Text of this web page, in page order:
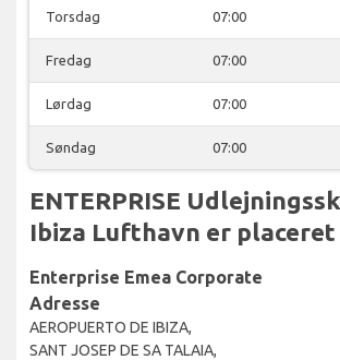
Torsdag 07:00
Fredag 07:00
Lørdag 07:00
Søndag 07:00
ENTERPRISE
Ibiza Lufthavn er placeret
Enterprise Emea Corporate
Adresse
AEROPUERTO DE IBIZA,
SANT JOSEP DE SA TALAIA,